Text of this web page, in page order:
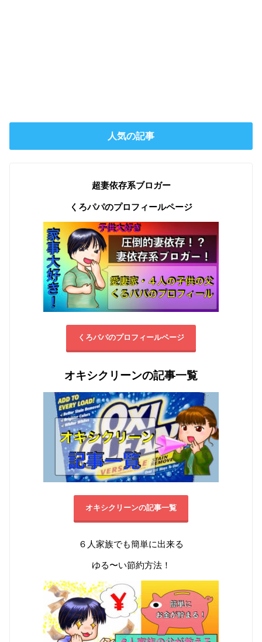
人気の記事
超妻依存系ブロガー
くろパパのプロフィールページ
くろパパのプロフィールページ
オキシクリーンの記事一覧
オキシクリーンの記事一覧
６人家族でも簡単に出来る
ゆる〜い節約方法！